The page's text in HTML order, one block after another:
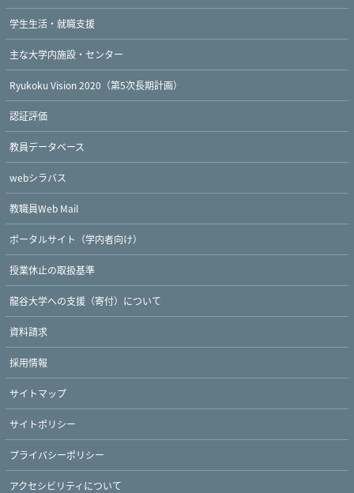
学生生活・就職支援
主な大学内施設・センター
Ryukoku Vision 2020（第5次長期計画）
認証評価
教員データベース
webシラバス
教職員Web Mail
ポータルサイト（学内者向け）
授業休止の取扱基準
龍谷大学への支援（寄付）について
資料請求
採用情報
サイトマップ
サイトポリシー
プライバシーポリシー
アクセシビリティについて